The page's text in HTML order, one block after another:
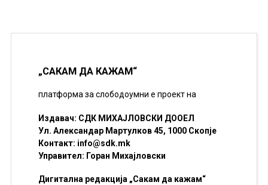
„САКАМ ДА КАЖАМ“
платформа за слободоумни е проект на
Издавач: СДК МИХАЈЛОВСКИ ДООЕЛ
Ул. Александар Мартулков 45, 1000 Скопје
Контакт: info@sdk.mk
Управител: Горан Михајловски
Дигитална редакција „Сакам да кажам“